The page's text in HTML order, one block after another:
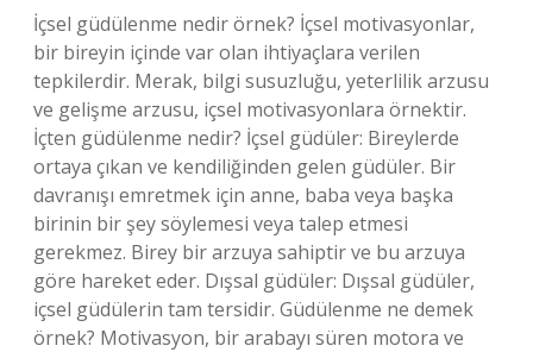
İçsel güdülenme nedir örnek? İçsel motivasyonlar,
bir bireyin içinde var olan ihtiyaçlara verilen
tepkilerdir. Merak, bilgi susuzluğu, yeterlilik arzusu
ve gelişme arzusu, içsel motivasyonlara örnektir.
İçten güdülenme nedir? İçsel güdüler: Bireylerde
ortaya çıkan ve kendiliğinden gelen güdüler. Bir
davranışı emretmek için anne, baba veya başka
birinin bir şey söylemesi veya talep etmesi
gerekmez. Birey bir arzuya sahiptir ve bu arzuya
göre hareket eder. Dışsal güdüler: Dışsal güdüler,
içsel güdülerin tam tersidir. Güdülenme ne demek
örnek? Motivasyon, bir arabayı süren motora ve